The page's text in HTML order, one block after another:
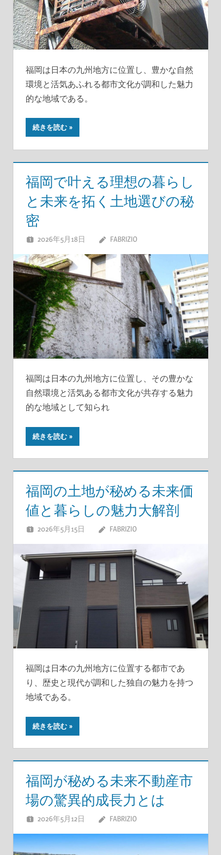
福岡は日本の九州地方に位置し、豊かな自然
環境と活気あふれる都市文化が調和した魅力
的な地域である。
続きを読む
福岡で叶える理想の暮らし
と未来を拓く土地選びの秘
密
2026年5月18日 FABRIZIO
福岡は日本の九州地方に位置し、その豊かな
自然環境と活気ある都市文化が共存する魅力
的な地域として知られ
続きを読む
福岡の土地が秘める未来価
値と暮らしの魅力大解剖
2026年5月15日 FABRIZIO
福岡は日本の九州地方に位置する都市であ
り、歴史と現代が調和した独自の魅力を持つ
地域である。
続きを読む
福岡が秘める未来不動産市
場の驚異的成長力とは
2026年5月12日 FABRIZIO